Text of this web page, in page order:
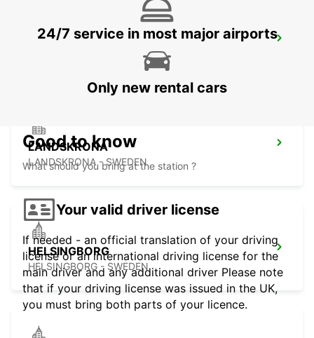
LUND
LANDSKRONA
LANDSKRONA - SWEDEN
HELSINGBORG
HELSINGBORG - SWEDEN
24/7 service in most major airports
Only new rental cars
Good to know
What should you bring at the station ?
Your valid driver license
If needed - an official translation of your driving
license or an international driving license for the
main driver and any additional driver Please note
that if your driving license was issued in the UK,
you must bring both parts of your licence.